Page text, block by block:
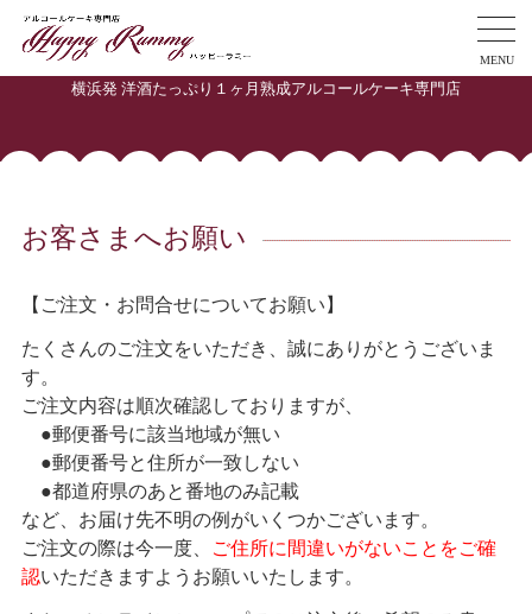
MENU
横浜発 洋酒たっぷり１ヶ月熟成アルコールケーキ専門店
お客さまへお願い
【ご注文・お問合せについてお願い】
たくさんのご注文をいただき、誠にありがとうございま
す。
ご注文内容は順次確認しておりますが、
●郵便番号に該当地域が無い
●郵便番号と住所が一致しない
●都道府県のあと番地のみ記載
など、お届け先不明の例がいくつかございます。
ご注文の際は今一度、
ご住所に間違いがないことをご確
認いただきますようお願いいたします。